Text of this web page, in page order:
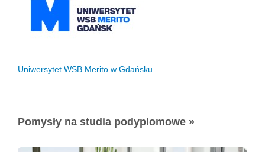
Uniwersytet WSB Merito w Gdańsku
Pomysły na studia podyplomowe »